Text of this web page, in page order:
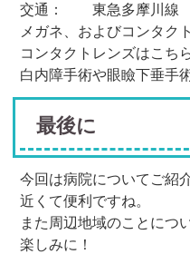
交通： 東急多摩川線
メガネ、およびコンタク
コンタクトレンズはこち
白内障手術や眼瞼下垂手
最後に
今回は病院についてご紹
近くて便利ですね。
また周辺地域のことにつ
楽しみに！